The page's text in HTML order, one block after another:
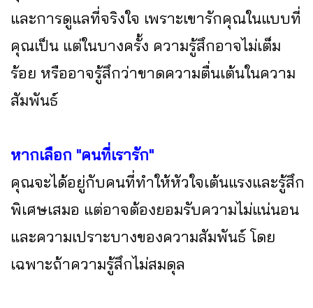
และการดูแลที่จริงใจ เพราะเขารักคุณในแบบที่
คุณเป็น แต่ในบางครั้ง ความรู้สึกอาจไม่เต็ม
ร้อย หรืออาจรู้สึกว่าขาดความตื่นเต้นในความ
สัมพันธ์
หากเลือก "คนที่เรารัก"
คุณจะได้อยู่กับคนที่ทำให้หัวใจเต้นแรงและรู้สึก
พิเศษเสมอ แต่อาจต้องยอมรับความไม่แน่นอน
และความเปราะบางของความสัมพันธ์ โดย
เฉพาะถ้าความรู้สึกไม่สมดุล